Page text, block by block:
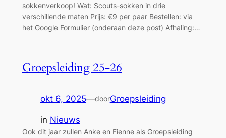
sokkenverkoop! Wat: Scouts-sokken in drie
verschillende maten Prijs: €9 per paar Bestellen: via
het Google Formulier (onderaan deze post) Afhaling:…
Groepsleiding 25-26
okt 6, 2025—doorGroepsleiding
in Nieuws
Ook dit jaar zullen Anke en Fienne als Groepsleiding